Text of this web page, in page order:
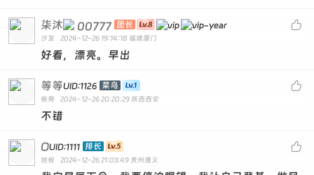

柒沐 00777 团长
沙发 2024-12-26 19:14:18 福建厦门
好看，漂亮。早出

等等UID:1126 菜鸟
板凳 2024-12-26 20:20:29 陕西西安
不错

OUID:1111 排长
地板 2024-12-26 21:03:49 贵州遵义